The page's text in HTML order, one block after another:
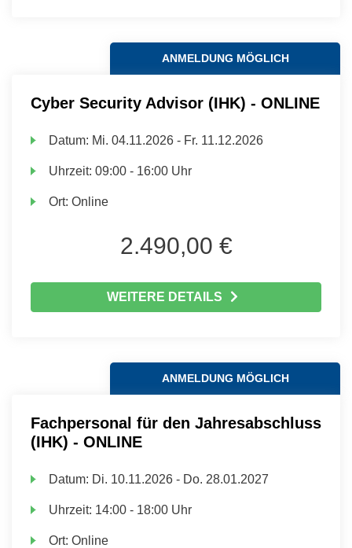
ANMELDUNG MÖGLICH
Cyber Security Advisor (IHK) - ONLINE
Datum: Mi. 04.11.2026 - Fr. 11.12.2026
Uhrzeit:09:00 - 16:00 Uhr
Ort:Online
2.490,00 €
WEITERE DETAILS
ANMELDUNG MÖGLICH
Fachpersonal für den Jahresabschluss
(IHK) - ONLINE
Datum: Di. 10.11.2026 - Do. 28.01.2027
Uhrzeit: 14:00 - 18:00 Uhr
Ort:Online